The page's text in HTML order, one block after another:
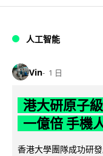
人工智能
Vin 1 日
港大研原子
一億倍 手機
香港大學團隊成功研